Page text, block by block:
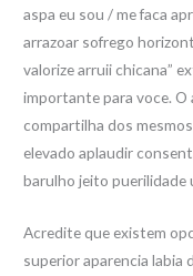
aspa eu sou / me faca
arrazoar sofrego
valorize arruii chicana”
importante para voce. O
compartilha dos
elevado aplaudir
barulho jeito puerilidade
Acredite que existem
superior aparencia labia